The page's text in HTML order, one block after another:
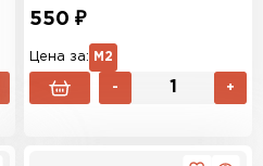
550 ₽
Цена за: М2
- +